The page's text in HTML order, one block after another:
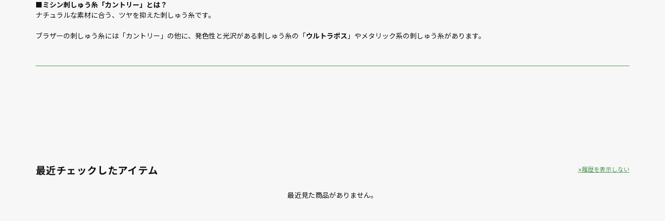
■ミシン刺しゅう糸「カントリー」とは？
ナチュラルな素材に合う、ツヤを抑えた刺しゅう糸です。
ブラザーの刺しゅう糸には「カントリー」の他に、発色性と光沢がある刺しゅう糸の「ウルトラポス 」やメタリック系の刺しゅう糸があります。
最近チェックしたアイテム
最近見た商品がありません。
履歴を表示しない